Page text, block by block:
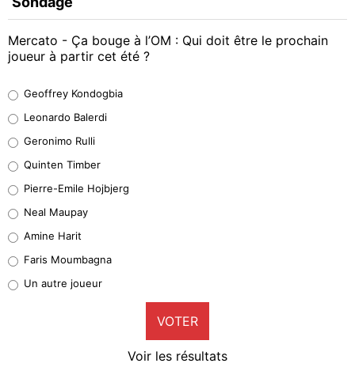
Mercato - Ça bouge à l’OM : Qui doit être le prochain
joueur à partir cet été ?
38%
32%
5%
1%
9%
Geoffrey Kondogbia
Leonardo Balerdi
Geronimo Rulli
Quinten Timber
Pierre-Emile Hojbjerg
Neal Maupay
Amine Harit
Faris Moumbagna
Un autre joueur
VOTER
Voir les résultats